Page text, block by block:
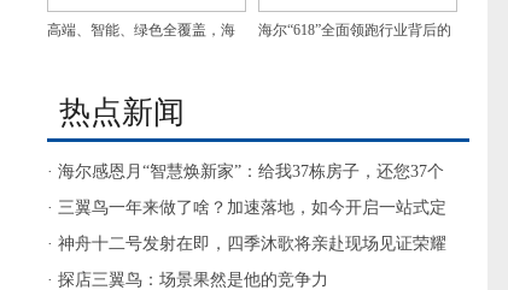
高端、智能、绿色全覆盖，海 海尔“618”全面领跑行业背后的
热点新闻
· 海尔感恩月“智慧焕新家”：给我37栋房子，还您37个
智慧家
· 三翼鸟一年来做了啥？加速落地，如今开启一站式定
制智慧家时代
· 神舟十二号发射在即，四季沐歌将亲赴现场见证荣耀
时刻
· 探店三翼鸟：场景果然是他的竞争力